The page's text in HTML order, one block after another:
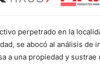
perpetrado en la
se abocó al análisis
a una propiedad y sustrae